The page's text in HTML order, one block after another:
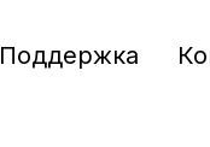
Поддержка